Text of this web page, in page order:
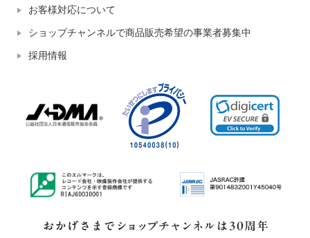
お客様対応について
ショップチャンネルで商品販売希望の事業者募集中
採用情報